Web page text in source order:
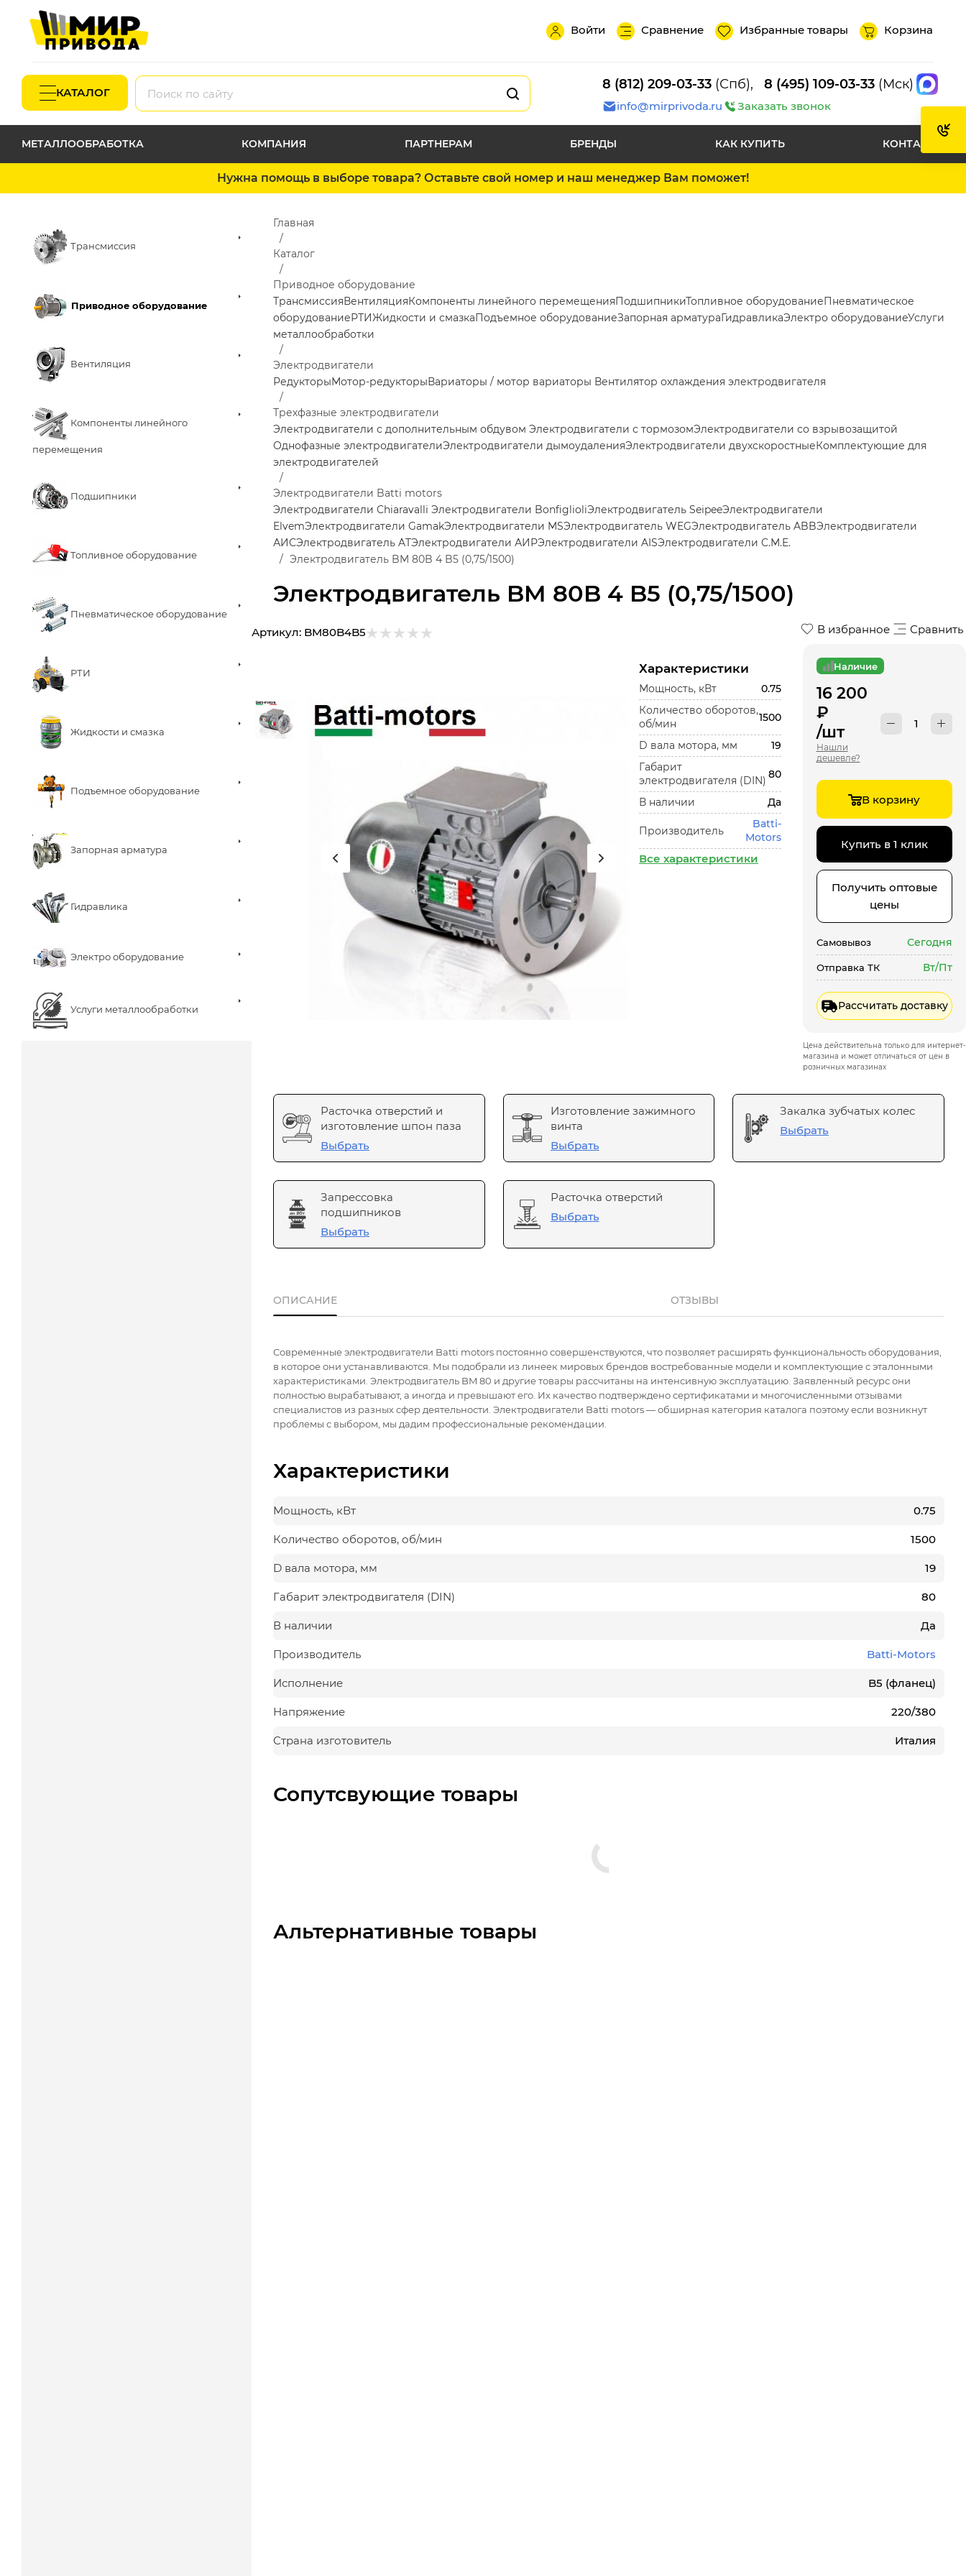
Войти Сравнение Избранные товары Корзина
КАТАЛОГ
8 (812) 209-03-33 (Спб), 8 (495) 109-03-33 (Мск)
info@mirprivoda.ru Заказать звонок
МЕТАЛЛООБРАБОТКА КОМПАНИЯ ПАРТНЕРАМ БРЕНДЫ КАК КУПИТЬ КОНТАКТЫ
Нужна помощь в выборе товара? Оставьте свой номер и наш менеджер Вам поможет!
Трансмиссия
Приводное оборудование
Вентиляция
Компоненты линейного
перемещения
Подшипники
Топливное оборудование
Пневматическое оборудование
РТИ
Жидкости и смазка
Подъемное оборудование
Запорная арматура
Гидравлика
Электро оборудование
Услуги металлообработки
Электродвигатель BM 80B 4 B5 (0,75/1500)
Главная
Каталог
Приводное оборудование
ТрансмиссияВентиляцияКомпоненты линейного перемещенияПодшипникиТопливное оборудованиеПневматическое
оборудованиеРТИЖидкости и смазкаПодъемное оборудованиеЗапорная арматураГидравликаЭлектро оборудованиеУслуги
металлообработки
Электродвигатели
РедукторыМотор-редукторыВариаторы / мотор вариаторы Вентилятор охлаждения электродвигателя
Трехфазные электродвигатели
Электродвигатели с дополнительным обдувом Электродвигатели с тормозомЭлектродвигатели со взрывозащитой
Однофазные электродвигателиЭлектродвигатели дымоудаленияЭлектродвигатели двухскоростныеКомплектующие для
электродвигателей
Электродвигатели Batti motors
Электродвигатели Chiaravalli Электродвигатели BonfiglioliЭлектродвигатель SeipeeЭлектродвигатели
ElvemЭлектродвигатели GamakЭлектродвигатели MSЭлектродвигатель WEGЭлектродвигатель ABBЭлектродвигатели
АИСЭлектродвигатель ATЭлектродвигатели АИРЭлектродвигатели AISЭлектродвигатели C.M.E.
Электродвигатель BM 80B 4 B5 (0,75/1500)
В избранное Сравнить
Артикул: BM80B4B5
Характеристики
Мощность, кВт
0.75
Количество оборотов,
об/мин
1500
D вала мотора, мм
19
Габарит
электродвигателя (DIN)
80
В наличии Да
Производитель
Batti-
Motors
Все характеристики
Наличие
16 200
₽
/шт
Нашли
дешевле?
В корзину
Купить в 1 клик
Получить оптовые
цены
Самовывоз Сегодня
Отправка ТК Вт/Пт
Рассчитать доставку
Цена действительна только для интернет-
магазина и может отличаться от цен в
розничных магазинах
Расточка отверстий и
изготовление шпон паза
Выбрать
Изготовление зажимного
винта
Выбрать
Закалка зубчатых колес
Выбрать
Запрессовка
подшипников
Выбрать
Расточка отверстий
Выбрать
ОПИСАНИЕ ОТЗЫВЫ
Современные электродвигатели Batti motors постоянно совершенствуются, что позволяет расширять функциональность оборудования,
в которое они устанавливаются. Мы подобрали из линеек мировых брендов востребованные модели и комплектующие с эталонными
характеристиками. Электродвигатель BM 80 и другие товары рассчитаны на интенсивную эксплуатацию. Заявленный ресурс они
полностью вырабатывают, а иногда и превышают его. Их качество подтверждено сертификатами и многочисленными отзывами
специалистов из разных сфер деятельности. Электродвигатели Batti motors — обширная категория каталога поэтому если возникнут
проблемы с выбором, мы дадим профессиональные рекомендации.
Характеристики
Мощность, кВт 0.75
Количество оборотов, об/мин 1500
D вала мотора, мм 19
Габарит электродвигателя (DIN) 80
В наличии Да
Производитель Batti-Motors
Исполнение B5 (фланец)
Напряжение 220/380
Страна изготовитель Италия
Сопутсвующие товары
Альтернативные товары